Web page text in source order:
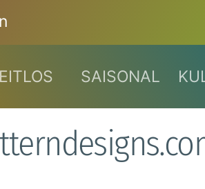
SAISONAL